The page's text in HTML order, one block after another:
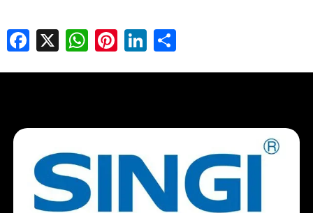
Facebook WhatsAppPinterestLinkedIn